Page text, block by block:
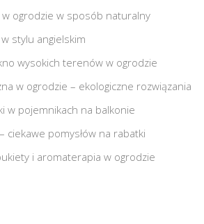
w ogrodzie w sposób naturalny
stylu angielskim
wysokich terenów w ogrodzie
w ogrodzie – ekologiczne rozwiązania
w pojemnikach na balkonie
ciekawe pomysłów na rabatki
i aromaterapia w ogrodzie